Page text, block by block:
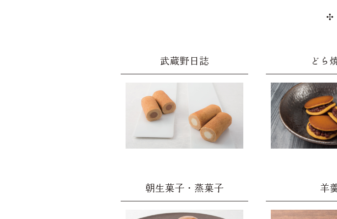
武蔵野日誌 どら
朝生菓子・蒸菓子 羊